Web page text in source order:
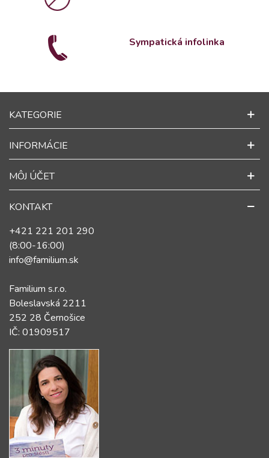
Sympatická infolinka
KATEGORIE
INFORMÁCIE
MÔJ ÚČET
KONTAKT
+421 221 201 290
(8:00-16:00)
info@familium.sk
Familium s.r.o.
Boleslavská 2211
252 28 Černošice
IČ: 01909517